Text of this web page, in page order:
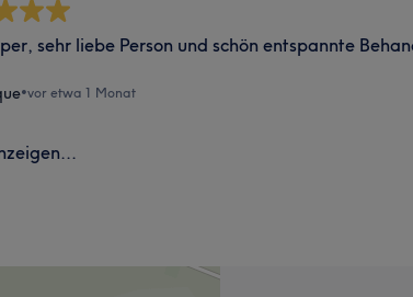
sehr liebe Person und schön entspannte
•vor etwa 1 Monat